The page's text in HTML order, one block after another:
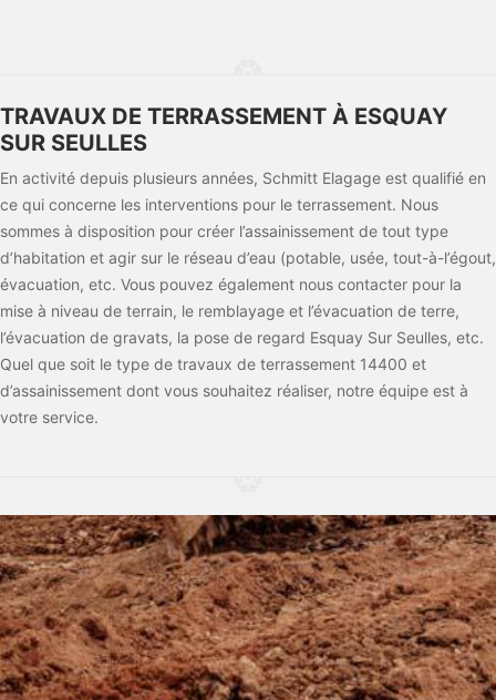
TRAVAUX DE TERRASSEMENT À ESQUAY
SUR SEULLES
En activité depuis plusieurs années, Schmitt Elagage est qualifié en
ce qui concerne les interventions pour le terrassement. Nous
sommes à disposition pour créer l’assainissement de tout type
d’habitation et agir sur le réseau d’eau (potable, usée, tout-à-l’égout,
évacuation, etc. Vous pouvez également nous contacter pour la
mise à niveau de terrain, le remblayage et l’évacuation de terre,
l’évacuation de gravats, la pose de regard Esquay Sur Seulles, etc.
Quel que soit le type de travaux de terrassement 14400 et
d’assainissement dont vous souhaitez réaliser, notre équipe est à
votre service.